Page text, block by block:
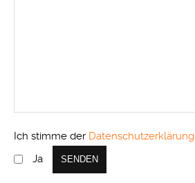
Ich stimme der Datenschutzerklärung
Ja